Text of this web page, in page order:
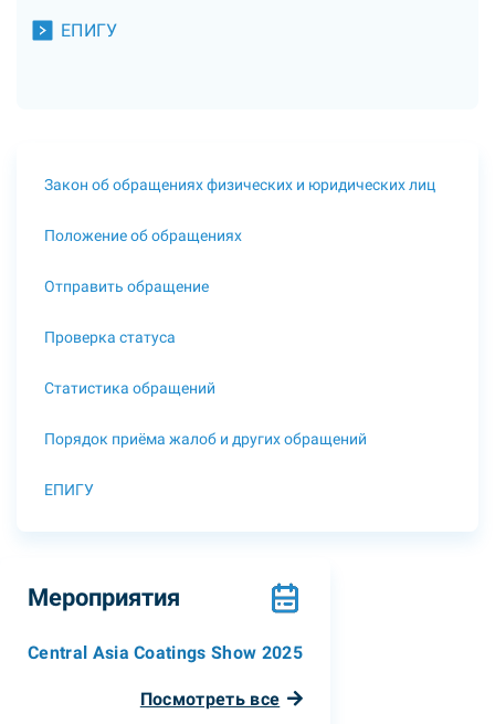
ЕПИГУ
Закон об обращениях физических и юридических лиц
Положение об обращениях
Отправить обращение
Проверка статуса
Статистика обращений
Порядок приёма жалоб и других обращений
ЕПИГУ
Мероприятия
Central Asia Coatings Show 2025
Посмотреть все